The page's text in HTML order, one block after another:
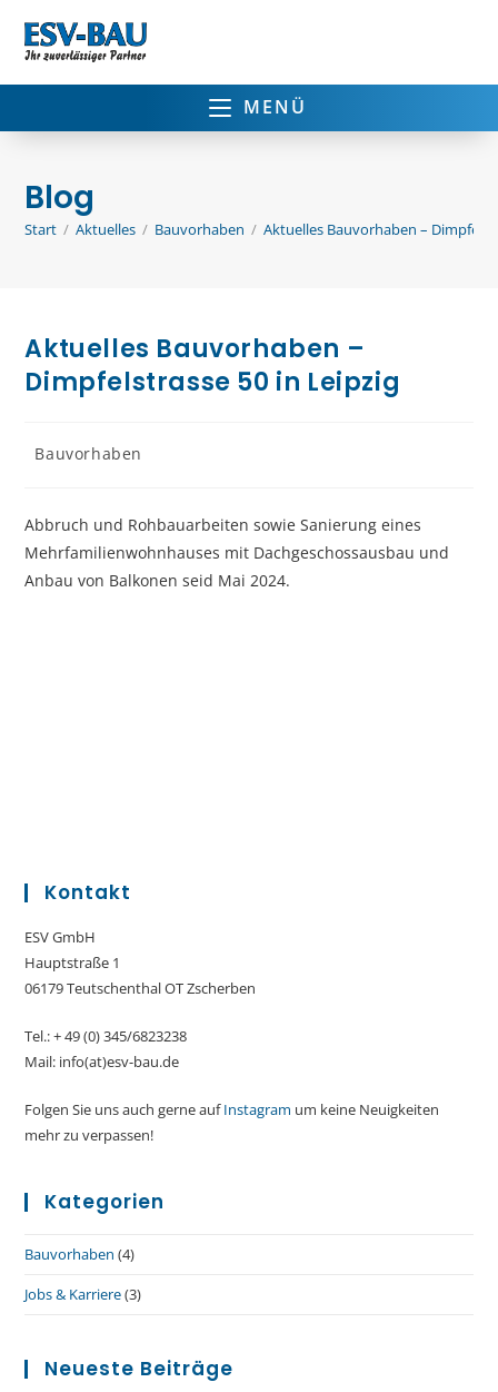
MENÜ
Blog
Start / Aktuelles / Bauvorhaben / Aktuelles Bauvorhaben –
Aktuelles Bauvorhaben –
Dimpfelstrasse 50 in Leipzig
Bauvorhaben
Abbruch und Rohbauarbeiten sowie Sanierung eines
Mehrfamilienwohnhauses mit Dachgeschossausbau und
Anbau von Balkonen seid Mai 2024.
Kontakt
ESV GmbH
Hauptstraße 1
06179 Teutschenthal OT Zscherben
Tel.: + 49 (0) 345/6823238
Mail: info(at)esv-bau.de
Folgen Sie uns auch gerne aufInstagram um keine Neuigkeiten
mehr zu verpassen!
Kategorien
Bauvorhaben (4)
Jobs & Karriere(3)
Neueste Beiträge